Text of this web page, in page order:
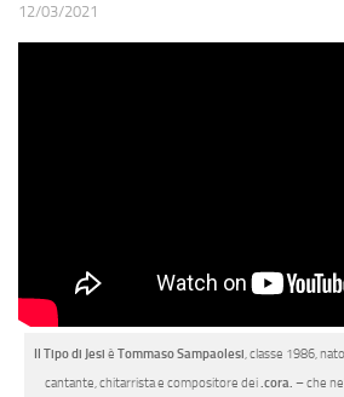
12/03/2021
Il Tipo di Jesi è Tommaso Sampaolesi , classe 1986,
cantante, chitarrista e compositore dei .cora. – che